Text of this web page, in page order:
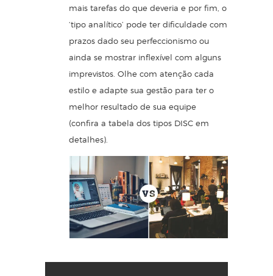
mais tarefas do que deveria e por fim, o
‘tipo analítico’ pode ter dificuldade com
prazos dado seu perfeccionismo ou
ainda se mostrar inflexível com alguns
imprevistos. Olhe com atenção cada
estilo e adapte sua gestão para ter o
melhor resultado de sua equipe
(confira a tabela dos tipos DISC em
detalhes).